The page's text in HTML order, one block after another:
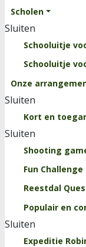
Professionele
Waterbak
Vacatures
Contact
Scholen
Sluiten
Schooluitje
Schooluitje
Onze
Sluiten
Kort en
Sluiten
Shooting
Fun
Reestdal
Populair en
Sluiten
Expeditie